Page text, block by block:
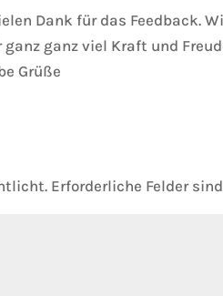
Dank für das Feedback.
ganz viel Kraft und
Grüße
Erforderliche Felder